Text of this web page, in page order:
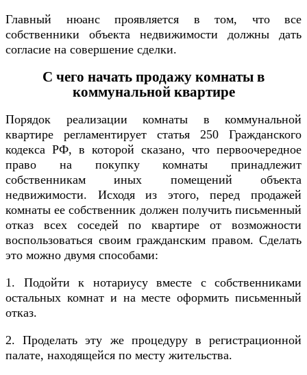
Главный нюанс проявляется в том, что все
собственники объекта недвижимости должны дать
согласие на совершение сделки.
С чего начать продажу комнаты в
коммунальной квартире
Порядок реализации комнаты в коммунальной
квартире регламентирует статья 250 Гражданского
кодекса РФ, в которой сказано, что первоочередное
право на покупку комнаты принадлежит
собственникам иных помещений объекта
недвижимости. Исходя из этого, перед продажей
комнаты ее собственник должен получить письменный
отказ всех соседей по квартире от возможности
воспользоваться своим гражданским правом. Сделать
это можно двумя способами:
1. Подойти к нотариусу вместе с собственниками
остальных комнат и на месте оформить письменный
отказ.
2. Проделать эту же процедуру в регистрационной
палате, находящейся по месту жительства.